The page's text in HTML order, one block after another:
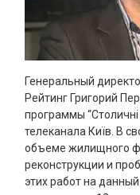
Генеральный
Рейтинг Григорий
программы “Столичні
телеканала Київ. В
объеме жилищного
реконструкции и
этих работ на